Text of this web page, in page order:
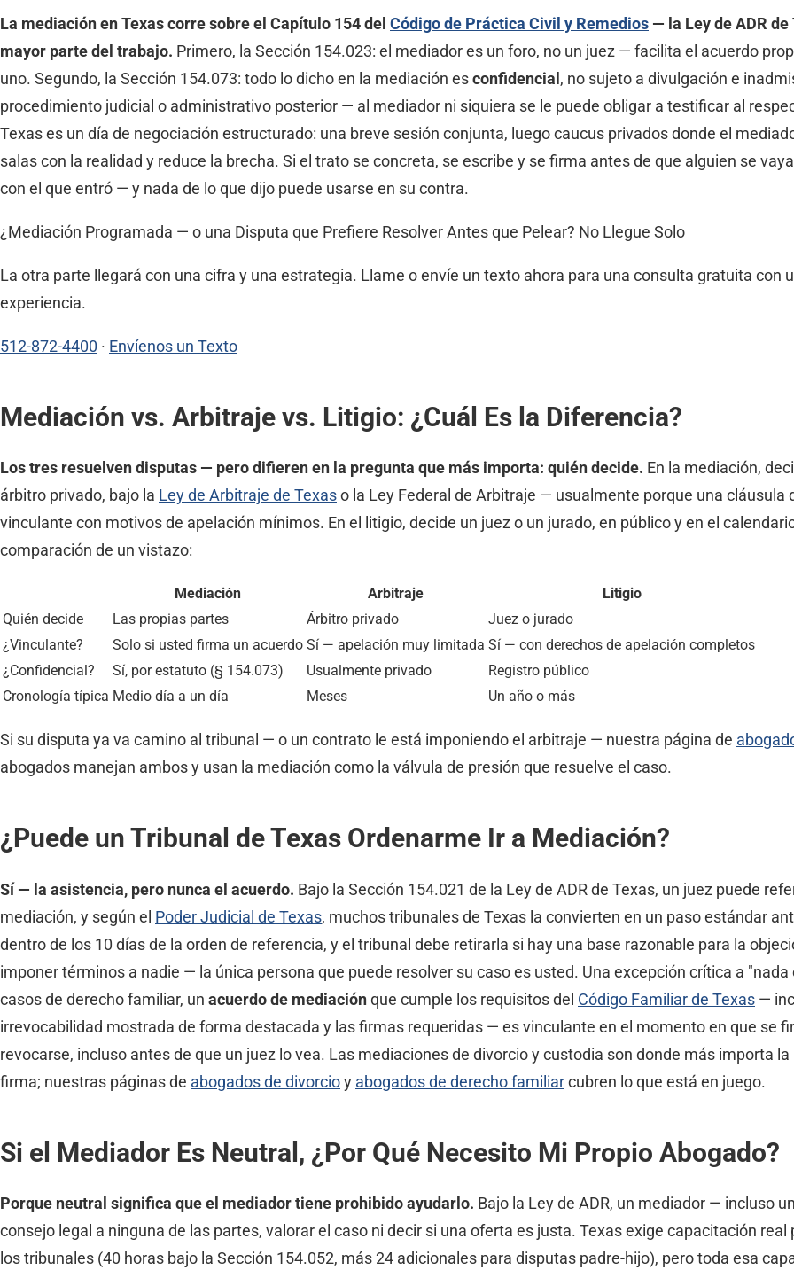
La mediación en Texas corre sobre el Capítulo 154 del Código de Práctica Civil y Remedios — la Ley de ADR
mayor parte del trabajo. Primero, la Sección 154.023: el mediador es un foro, no un juez — facilita el acuerdo
uno. Segundo, la Sección 154.073: todo lo dicho en la mediación esconfidencial, no sujeto a divulgación e
procedimiento judicial o administrativo posterior — al mediador ni siquiera se le puede obligar a testificar al
Texas es un día de negociación estructurado: una breve sesión conjunta, luego caucus privados donde el
salas con la realidad y reduce la brecha. Si el trato se concreta, se escribe y se firma antes de que alguien se
con el que entró — y nada de lo que dijo puede usarse en su contra.
¿Mediación Programada — o una Disputa que Prefiere Resolver Antes que Pelear? No Llegue Solo
La otra parte llegará con una cifra y una estrategia. Llame o envíe un texto ahora para una consulta gratuita con
experiencia.
512-872-4400 · Envíenos un Texto
Mediación vs. Arbitraje vs. Litigio: ¿Cuál Es la Diferencia?
Los tres resuelven disputas — pero difieren en la pregunta que más importa: quién decide. En la mediación,
árbitro privado, bajo la Ley de Arbitraje de Texaso la Ley Federal de Arbitraje — usualmente porque una cláusula
vinculante con motivos de apelación mínimos. En el litigio, decide un juez o un jurado, en público y en el
comparación de un vistazo:
Mediación Arbitraje
Litigio
Quién decide
Las propias partes Árbitro privado
Juez o jurado
¿Vinculante?
Solo si usted firma un acuerdo Sí — apelación muy limitada Sí — con derechos de apelación completos
¿Confidencial?
Sí, por estatuto (§ 154.073) Usualmente privado
Registro público
Cronología típica Medio día a un día Meses Un año o más
Si su disputa ya va camino al tribunal — o un contrato le está imponiendo el arbitraje — nuestra página de
abogados manejan ambos y usan la mediación como la válvula de presión que resuelve el caso.
¿Puede un Tribunal de Texas Ordenarme Ir a Mediación?
Sí — la asistencia, pero nunca el acuerdo. Bajo la Sección 154.021 de la Ley de ADR de Texas, un juez puede
mediación, y según el Poder Judicial de Texas, muchos tribunales de Texas la convierten en un paso estándar
dentro de los 10 días de la orden de referencia, y el tribunal debe retirarla si hay una base razonable para la
imponer términos a nadie — la única persona que puede resolver su caso es usted. Una excepción crítica a
casos de derecho familiar, un acuerdo de mediaciónque cumple los requisitos del Código Familiar de Texas —
irrevocabilidad mostrada de forma destacada y las firmas requeridas — es vinculante en el momento en que se
revocarse, incluso antes de que un juez lo vea. Las mediaciones de divorcio y custodia son donde más importa
firma; nuestras páginas de abogados de divorcioy abogados de derecho familiarcubren lo que está en juego.
Si el Mediador Es Neutral, ¿Por Qué Necesito Mi Propio Abogado?
Porque neutral significa que el mediador tiene prohibido ayudarlo. Bajo la Ley de ADR, un mediador — incluso
consejo legal a ninguna de las partes, valorar el caso ni decir si una oferta es justa. Texas exige capacitación
los tribunales (40 horas bajo la Sección 154.052, más 24 adicionales para disputas padre-hijo), pero toda esa